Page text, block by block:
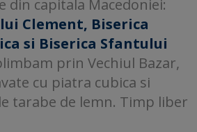
din capitala Macedoniei:
Clement, Biserica
si Biserica Sfantului
prin Vechiul Bazar,
cu piatra cubica si
tarabe de lemn. Timp liber